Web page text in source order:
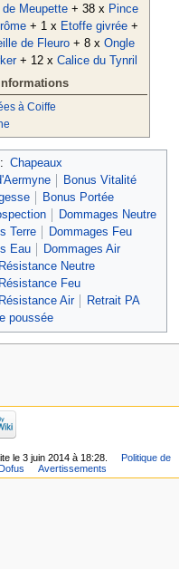
de Meupette+ 38 x Pince
+ 1 x Etoffe givrée+
de Fleuro+ 8 x Ongle
+ 12 x Calice du Tynril
à Coiffe
: Chapeaux
Bonus Vitalité
Bonus Portée
Dommages Neutre
Terre
Dommages Feu
Eau
Dommages Air
Neutre
Feu
Air
Retrait PA
poussée
le 3 juin 2014 à 18:28.
Politique de
Avertissements